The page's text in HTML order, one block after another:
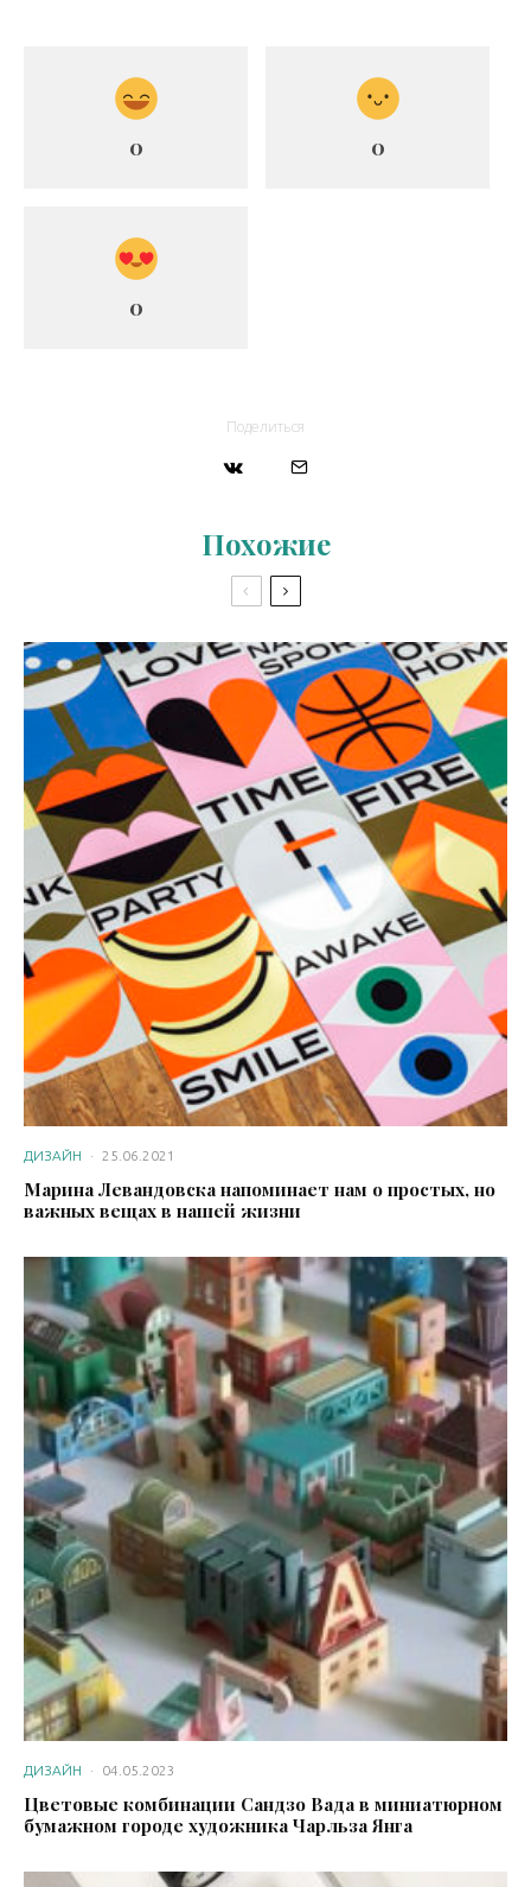
0 0
0
Поделиться
Похожие
ДИЗАЙН · 25.06.2021
Марина Левандовска напоминает нам о простых, но
важных вещах в нашей жизни
ДИЗАЙН · 04.05.2023
Цветовые комбинации Сандзо Вада в миниатюрном
бумажном городе художника Чарльза Янга